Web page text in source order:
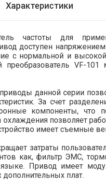
Характеристики
частоты для
доступен
с нормальной и
преобразователь VF-
данной серии
За счет
компоненты, что
охлаждения позволяет
имеет съемные
затраты
как, фильтр ЭМС,
Привод имеет
плат.